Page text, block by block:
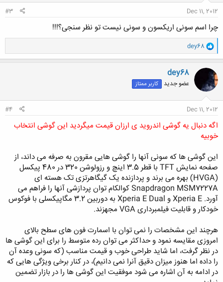
Dec 11, 2012
#3
چرا اسم سونی اریکسون و سونی نیست تو نظر سنجی؟!!!
و
ا
ک
ن
ه
ا
dey68
dey68
عضو جدید کاربر ممتاز
Dec 11, 2012
#4
اگه دنبال یه گوشی اندروید ی ارزان قیمت میگردید این گوشی انتخاب
خوبیه
این گوشی ها که سونی آنها را گوشی هایی مقرون به صرفه می داند، از
صفحه نمایش TFT با قطر 3.5 اینچ و رزولوشن 320 در 480 پیکسل
(HVGA) بهره می برند و پردازنده یک گیگاهرتزی تک هسته ای
Snapdragon MSM7227A کوالکام توان پردازشی آنها را فراهم می
آورد. Xperia E و Xperia E Dual به دوربین 3.2 مگاپیکسلی با فوکوس
خودکار و قابلیت فیلمبرداری VGA مجهزند.
هرچند این مشخصات را نمی توان با اسمارت فون های سطح بالای
امروزی مقایسه نمود و حداکثر می توان رده متوسط را برای این گوشی ها
در نظر گرفت، اما شاید طراحی خوب و قیمت مناسب (که سونی وعده آن
را داده اما هنوز میزان دقیق آنرا نمی دانیم)، در کنار برخی ویژگی هایی که
در ادامه به آن اشاره می شود موفقیت این گوشی ها را در بازار تضمین